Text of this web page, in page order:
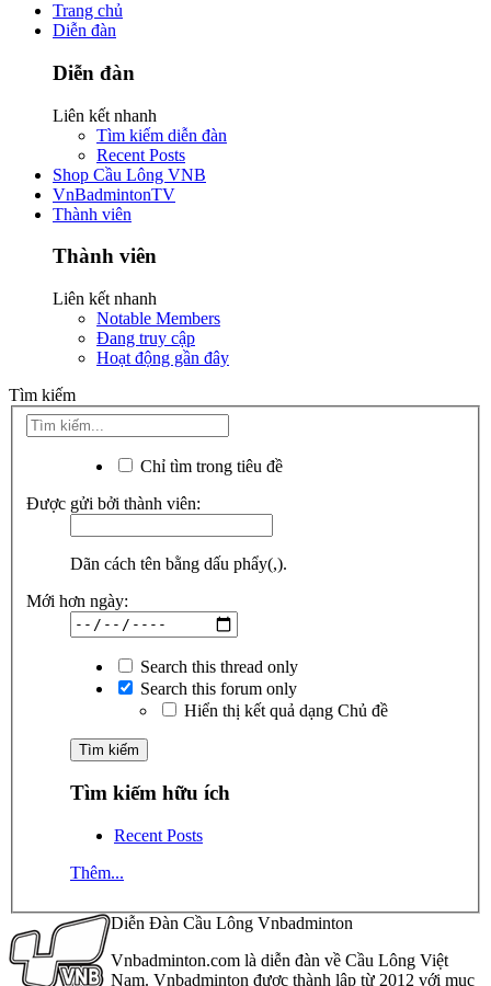
Trang chủ
Diễn đàn
Diễn đàn
Liên kết nhanh
Tìm kiếm diễn đàn
Recent Posts
Shop Cầu Lông VNB
VnBadmintonTV
Thành viên
Thành viên
Liên kết nhanh
Notable Members
Đang truy cập
Hoạt động gần đây
Tìm kiếm
Chỉ tìm trong tiêu đề
Được gửi bởi thành viên:
Dãn cách tên bằng dấu phẩy(,).
Mới hơn ngày:
Search this thread only
Search this forum only
Hiển thị kết quả dạng Chủ đề
Tìm kiếm hữu ích
Recent Posts
Thêm...
Diễn Đàn Cầu Lông Vnbadminton
Vnbadminton.com là diễn đàn về Cầu Lông Việt
Nam. Vnbadminton được thành lập từ 2012 với mục